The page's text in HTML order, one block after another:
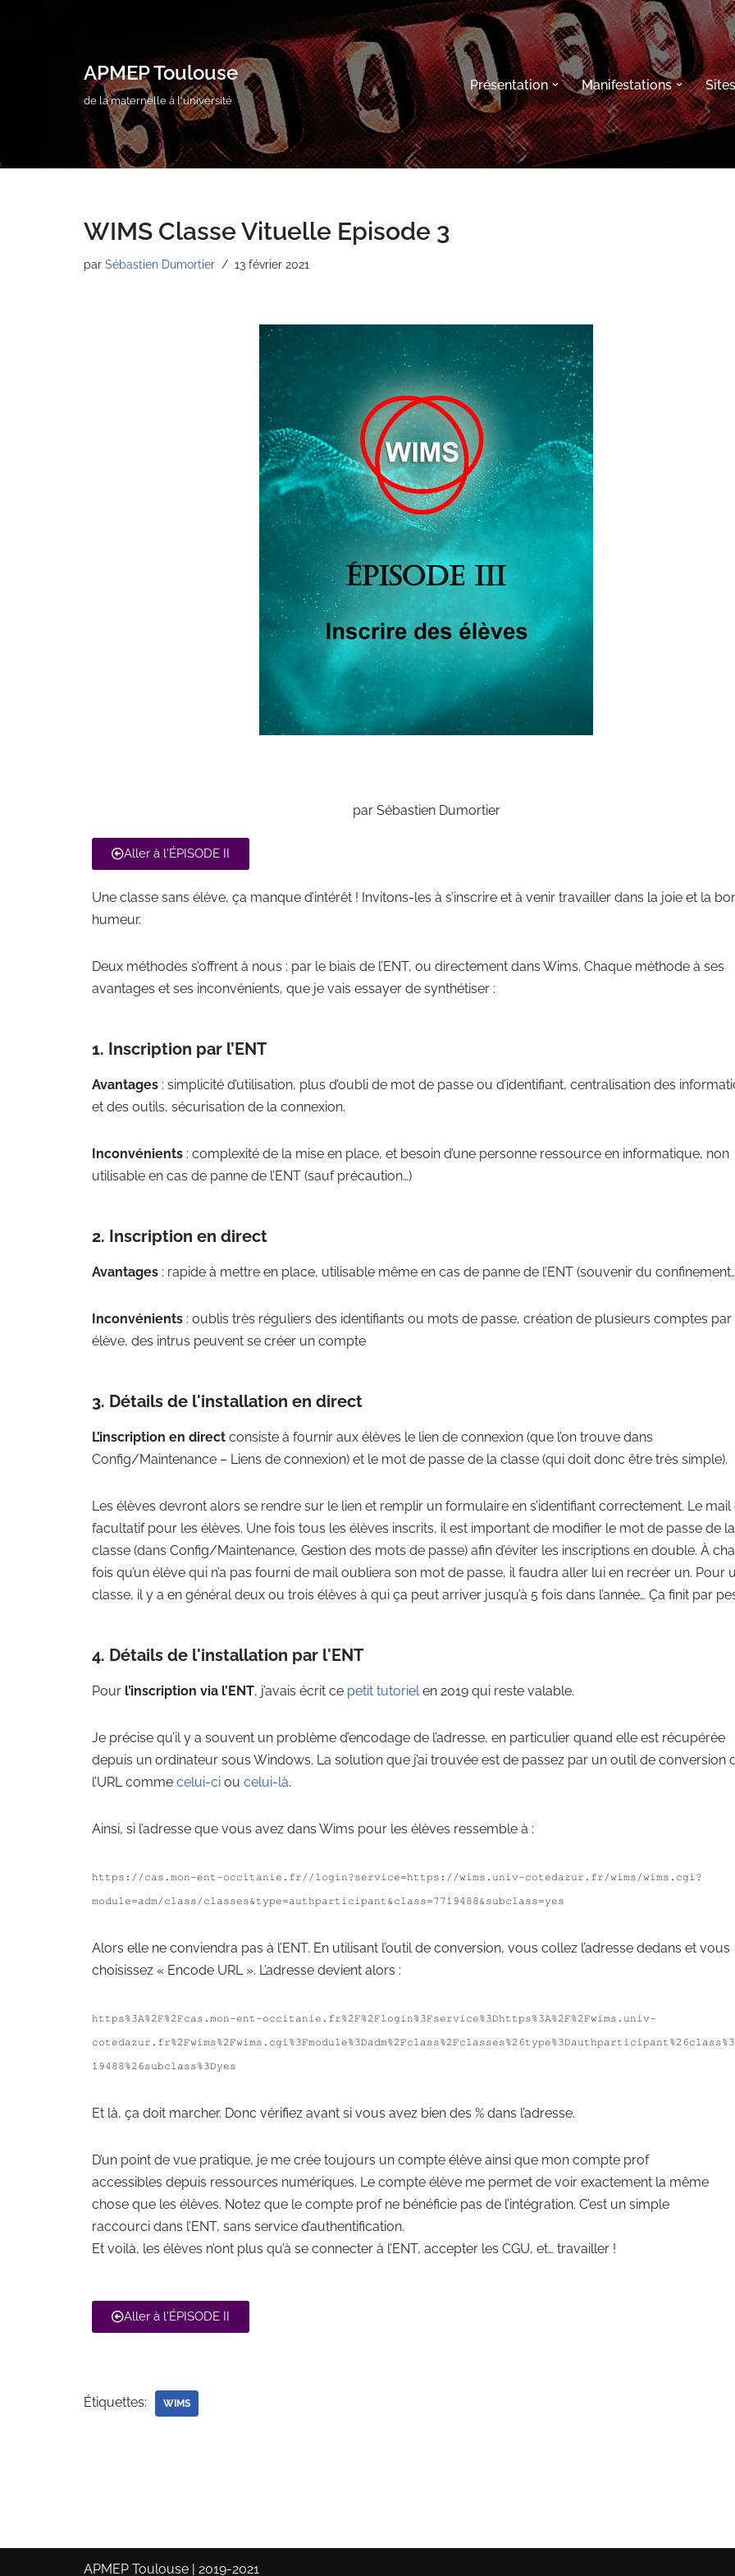
APMEP Toulouse
de la maternelle à l'université
Présentation Manifestations
WIMS Classe Vituelle Episode 3
par Sébastien Dumortier 13 février 2021
par Sébastien Dumortier
Aller à l'ÉPISODE II
Une classe sans élève, ça manque d’intérêt ! Invitons-les à s’inscrire et à venir travailler dans la joie et la
humeur.
Deux méthodes s’offrent à nous : par le biais de l’ENT, ou directement dans Wims. Chaque méthode à ses
avantages et ses inconvénients, que je vais essayer de synthétiser :
1. Inscription par l’ENT
Avantages : simplicité d’utilisation, plus d’oubli de mot de passe ou d’identifiant, centralisation des
et des outils, sécurisation de la connexion.
Inconvénients : complexité de la mise en place, et besoin d’une personne ressource en informatique, non
utilisable en cas de panne de l’ENT (sauf précaution…)
2. Inscription en direct
Avantages : rapide à mettre en place, utilisable même en cas de panne de l’ENT (souvenir du
Inconvénients : oublis très réguliers des identifiants ou mots de passe, création de plusieurs comptes par
élève, des intrus peuvent se créer un compte
3. Détails de l'installation en direct
L’inscription en direct consiste à fournir aux élèves le lien de connexion (que l’on trouve dans
Config/Maintenance – Liens de connexion) et le mot de passe de la classe (qui doit donc être très simple).
Les élèves devront alors se rendre sur le lien et remplir un formulaire en s’identifiant correctement. Le mail
facultatif pour les élèves. Une fois tous les élèves inscrits, il est important de modifier le mot de passe de la
classe (dans Config/Maintenance, Gestion des mots de passe) afin d’éviter les inscriptions en double. À
fois qu’un élève qui n’a pas fourni de mail oubliera son mot de passe, il faudra aller lui en recréer un. Pour
classe, il y a en général deux ou trois élèves à qui ça peut arriver jusqu’à 5 fois dans l’année… Ça finit par
4. Détails de l'installation par l'ENT
Pour l’inscription via l’ENT, j’avais écrit ce petit tutorielen 2019 qui reste valable.
Je précise qu’il y a souvent un problème d’encodage de l’adresse, en particulier quand elle est récupérée
depuis un ordinateur sous Windows. La solution que j’ai trouvée est de passez par un outil de conversion
l’URL comme celui-ci ou celui-là.
Ainsi, si l’adresse que vous avez dans Wims pour les élèves ressemble à :
https://cas.mon-ent-occitanie.fr//login?service=https://wims.univ-cotedazur.fr/wims/wims.cgi?
module=adm/class/classes&type=authparticipant&class=7719488&subclass=yes
Alors elle ne conviendra pas à l’ENT. En utilisant l’outil de conversion, vous collez l’adresse dedans et vous
choisissez « Encode URL ». L’adresse devient alors :
https%3A%2F%2Fcas.mon-ent-occitanie.fr%2F%2Flogin%3Fservice%3Dhttps%3A%2F%2Fwims.univ-
19488%26subclass%3Dyes
Et là, ça doit marcher. Donc vérifiez avant si vous avez bien des % dans l’adresse.
D’un point de vue pratique, je me crée toujours un compte élève ainsi que mon compte prof
accessibles depuis ressources numériques. Le compte élève me permet de voir exactement la même
chose que les élèves. Notez que le compte prof ne bénéficie pas de l’intégration. C’est un simple
raccourci dans l’ENT, sans service d’authentification.
Et voilà, les élèves n’ont plus qu’à se connecter à l’ENT, accepter les CGU, et… travailler !
Aller à l'ÉPISODE II
Étiquettes: WIMS
APMEP Toulouse | 2019-2021